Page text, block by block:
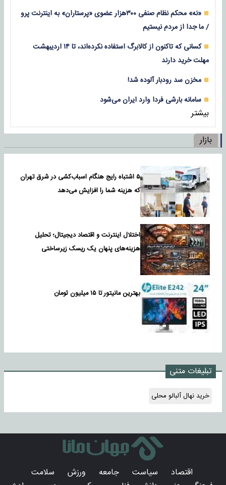
«نه» محکم نظام صنفی ۳۰۰هزار عضوی «پرستاران» به اینترنت پرو
/ ما جدا از مردم نیستیم
کسانی که تاکنون از کالابرگ استفاده نکرده‌اند، تا ۱۴ اردیبهشت
مهلت خرید دارند
مخزن سد رودبار آلوده شد!
سامانه بارشی فردا وارد ایران می‌شود
بیشتر
بازار
۵ اشتباه رایج هنگام اسباب‌کشی در شرق تهران
که هزینه شما را افزایش می‌دهد
اختلال اینترنت و اقتصاد دیجیتال؛ تحلیل
هزینه‌های پنهان یک ریسک زیرساختی
بهترین مانیتور تا ۱۵ میلیون تومان
تبلیغات متنی
خرید نهال آلبالو محلی
اقتصاد سیاست جامعه ورزش
سلامت